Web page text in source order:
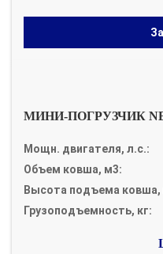
МИНИ-ПОГРУЗЧИК
Мощн. двигателя, л.с.:
Объем ковша, м3:
Высота подъема
Грузоподъемность, кг: